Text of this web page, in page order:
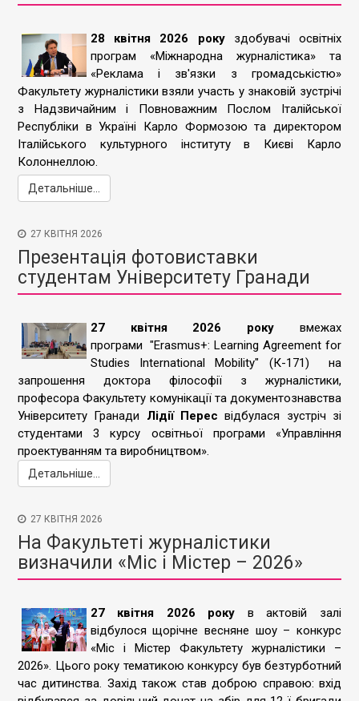
28 квітня 2026 рокуздобувачі освітніх
програм «Міжнародна журналістика» та
«Реклама і зв'язки з громадськістю»
Факультету журналістики взяли участь у знаковій зустрічі
з Надзвичайним і Повноважним Послом Італійської
Республіки в Україні Карло Формозою та директором
Італійського культурного інституту в Києві Карло
Колоннеллою.
Детальніше...
27 КВІТНЯ 2026
Презентація фотовиставки
студентам Університету Гранади
27 квітня 2026 року вмежах
програми "Erasmus+: Learning Agreement for
Studies International Mobility" (К-171) на
запрошення доктора філософії з журналістики,
професора Факультету комунікації та документознавства
Університету Гранади Лідії Перес відбулася зустріч зі
студентами 3 курсу освітньої програми «Управління
проектуванням та виробництвом».
Детальніше...
27 КВІТНЯ 2026
На Факультеті журналістики
визначили «Міс і Містер – 2026»
27 квітня 2026 року в актовій залі
відбулося щорічне весняне шоу – конкурс
«Міс і Містер Факультету журналістики –
2026». Цього року тематикою конкурсу був безтурботний
час дитинства. Захід також став доброю справою: вхід